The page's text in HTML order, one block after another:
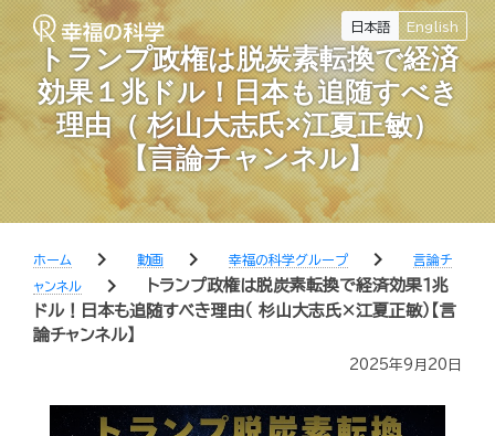
日本語 English
トランプ政権は脱炭素転換で経済
効果１兆ドル！日本も追随すべき
理由（ 杉山大志氏×江夏正敏）
【言論チャンネル】
ホーム chevron_right 動画 chevron_right 幸福の科学グループ chevron_right
言論チ
ャンネル
chevron_right
トランプ政権は脱炭素転換で経済効果１兆
ドル！日本も追随すべき理由（ 杉山大志氏×江夏正敏）【言
論チャンネル】
2025年9月20日